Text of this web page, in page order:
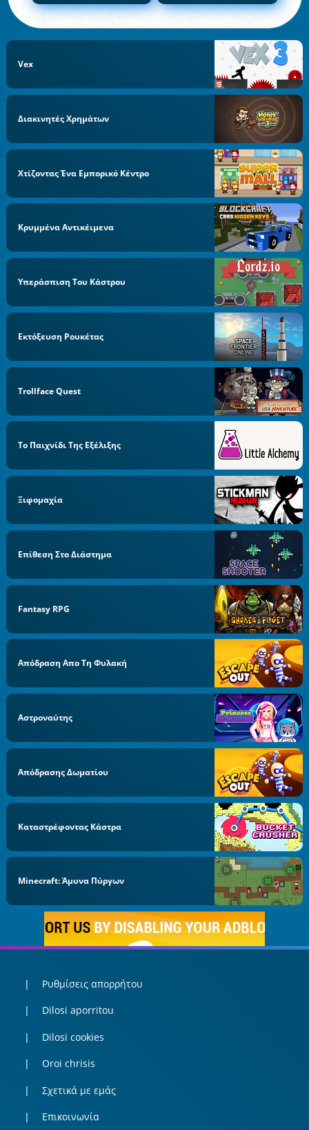
Vex
Διακινητές Χρημάτων
Χτίζοντας Ένα Εμπορικό Κέντρο
Κρυμμένα Αντικέιμενα
Υπεράσπιση Του Κάστρου
Εκτόξευση Ρουκέτας
Trollface Quest
Το Παιχνίδι Της Εξέλιξης
Ξιφομαχία
Επίθεση Στο Διάστημα
Fantasy RPG
Απόδραση Απο Τη Φυλακή
Αστροναύτης
Απόδρασης Δωματίου
Καταστρέφοντας Κάστρα
Minecraft: Άμυνα Πύργων
Ρυθμίσεις απορρήτου
Dilosi aporritou
Dilosi cookies
Oroi chrisis
Σχετικά με εμάς
Επικοινωνία